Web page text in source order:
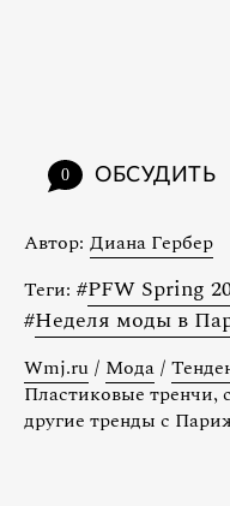
0 ОБСУДИТЬ
Автор: Диана Гербер
Теги: #PFW Spring
#Неделя моды в
Wmj.ru / Мода /
Пластиковые тренчи,
другие тренды с